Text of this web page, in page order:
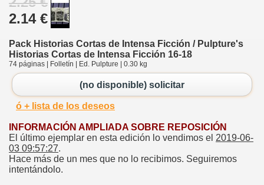
2.14 €
Pack Historias Cortas de Intensa Ficción / Pulpture's
Historias Cortas de Intensa Ficción 16-18
74 páginas | Folletín | Ed. Pulpture | 0.30 kg
(no disponible) solicitar
ó + lista de los deseos
INFORMACIÓN AMPLIADA SOBRE REPOSICIÓN
El último ejemplar en esta edición lo vendimos el 2019-06-
03 09:57:27.
Hace más de un mes que no lo recibimos. Seguiremos
intentándolo.